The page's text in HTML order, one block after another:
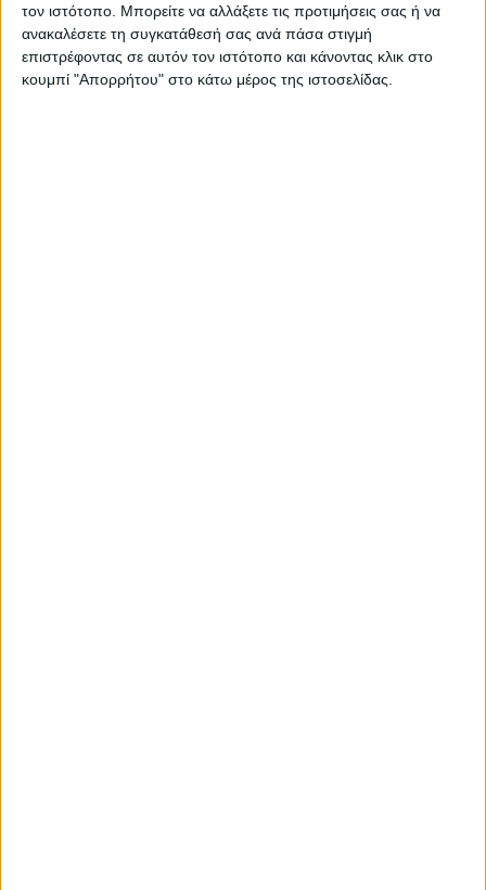
τον ιστότοπο. Μπορείτε να αλλάξετε τις προτιμήσεις σας ή να
ανακαλέσετε τη συγκατάθεσή σας ανά πάσα στιγμή
επιστρέφοντας σε αυτόν τον ιστότοπο και κάνοντας κλικ στο
κουμπί "Απορρήτου" στο κάτω μέρος της ιστοσελίδας.